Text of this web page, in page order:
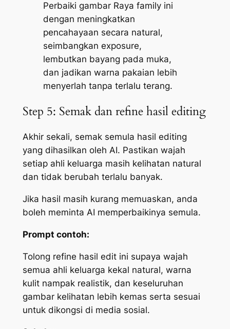
Perbaiki gambar Raya family ini
dengan meningkatkan
pencahayaan secara natural,
seimbangkan exposure,
lembutkan bayang pada muka,
dan jadikan warna pakaian lebih
menyerlah tanpa terlalu terang.
Step 5: Semak dan refine hasil editing
Akhir sekali, semak semula hasil editing
yang dihasilkan oleh AI. Pastikan wajah
setiap ahli keluarga masih kelihatan natural
dan tidak berubah terlalu banyak.
Jika hasil masih kurang memuaskan, anda
boleh meminta AI memperbaikinya semula.
Prompt contoh:
Tolong refine hasil edit ini supaya wajah
semua ahli keluarga kekal natural, warna
kulit nampak realistik, dan keseluruhan
gambar kelihatan lebih kemas serta sesuai
untuk dikongsi di media sosial.